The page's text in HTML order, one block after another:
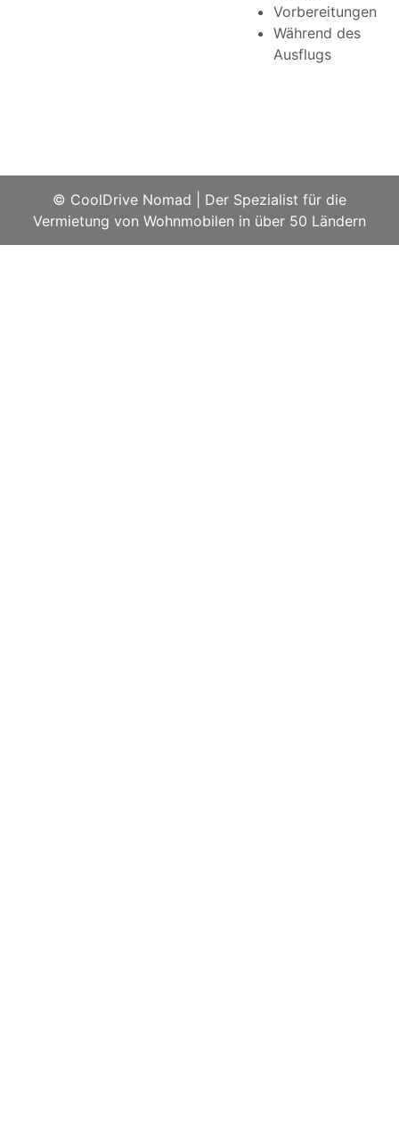
Vorbereitungen
Während des
Ausflugs
© CoolDrive Nomad
Der Spezialist für die
Vermietung von Wohnmobilen in über 50 Ländern